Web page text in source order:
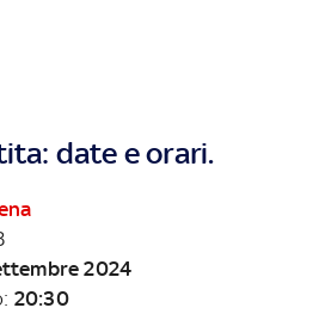
date e orari.
2024
20:30